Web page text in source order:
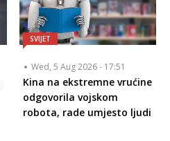
SVIJET
Wed, 5 Aug 2026 - 17:51
Kina na ekstremne vrućine
odgovorila vojskom
robota, rade umjesto ljudi